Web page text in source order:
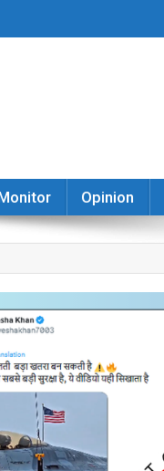
Center
Opinion